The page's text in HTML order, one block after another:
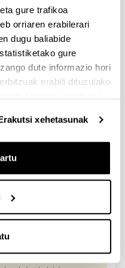
gure trafikoa
orriaren erabilerari
dugu baliabide
gure
dute informazio hori
erabili dituzulako
xehetasunak
eskabideen behin-
- 2026/03/23-
zuzendu behar duten
Alegazioak aurkezteko
(biak barne)
arloetako kultura
2026
- 2026/09/16 13:00
bakarkako
KONTRATATZEKO
epea: 2026/06/03 - 2026/06/25